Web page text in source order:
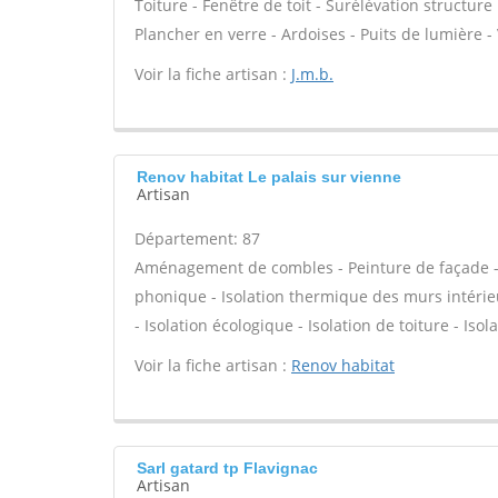
Toiture - Fenêtre de toit - Surélévation
Plancher en verre - Ardoises - Puits de lumière
Voir la fiche artisan : J.m.b.
Renov habitat Le palais sur vienne
Artisan
Département: 87
Aménagement de combles - Peinture de
phonique - Isolation thermique des murs
- Isolation écologique - Isolation de toiture -
Voir la fiche artisan : Renov habitat
Sarl gatard tp Flavignac
Artisan